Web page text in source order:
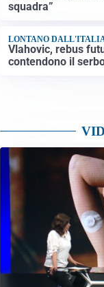
squadra”
LONTANO
Vlahovic, rebus
contendono il